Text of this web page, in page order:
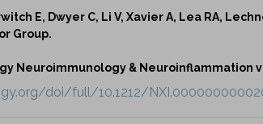
E, Dwyer C, Li V, Xavier A, Lea RA,
Group.
Neuroimmunology & Neuroinflammation
doi/full/10.1212/